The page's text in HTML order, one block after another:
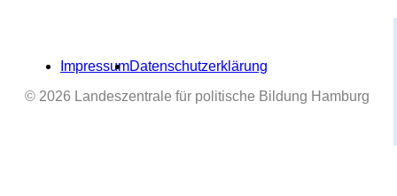
ImpressumDatenschutzerklärung
© 2026 Landeszentrale für politische Bildung Hamburg